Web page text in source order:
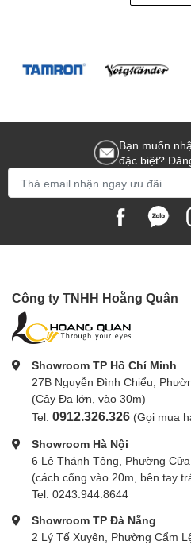
Bạn muốn
đặc biệt?
Công ty TNHH Hoằng Quân
Showroom TP Hồ Chí Minh
27B Nguyễn Đình Chiểu,
(Cây Đa lớn, vào 30m)
Tel: 0912.326.326 (Gọi mua
Showroom Hà Nội
6 Lê Thánh Tông, Phường
(cách cổng vào 20m, bên tay
Tel: 0243.944.8644
Showroom TP Đà Nẵng
2 Lý Tế Xuyên, Phường Cẩm